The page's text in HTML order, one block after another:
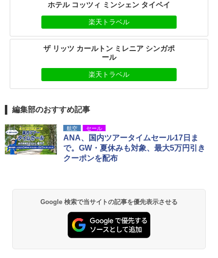
ホテル コッツィ ミンシェン タイペイ
楽天トラベル
ザ リッツ カールトン ミレニア シンガポ
ール
楽天トラベル
編集部のおすすめ記事
航空 セール
ANA、国内ツアータイムセール17日ま
で。GW・夏休みも対象、最大5万円引き
クーポンを配布
Google 検索で当サイトの記事を優先表示させる